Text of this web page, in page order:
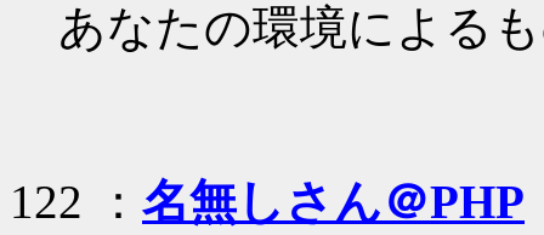
あなたの環境による
122 ： 名無しさん＠PHP